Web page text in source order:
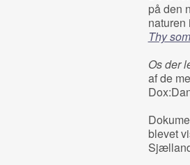
på den
naturen
Thy
Os der
af de
blevet